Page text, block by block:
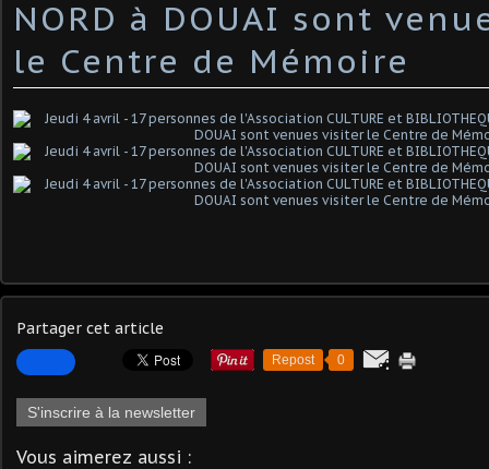
NORD à DOUAI sont
le Centre de Mémoire
Partager cet article
Repost 0
S'inscrire à la newsletter
Vous aimerez aussi :